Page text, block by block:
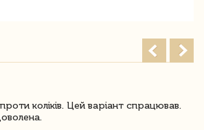
коліків. Цей варіант спрацював.